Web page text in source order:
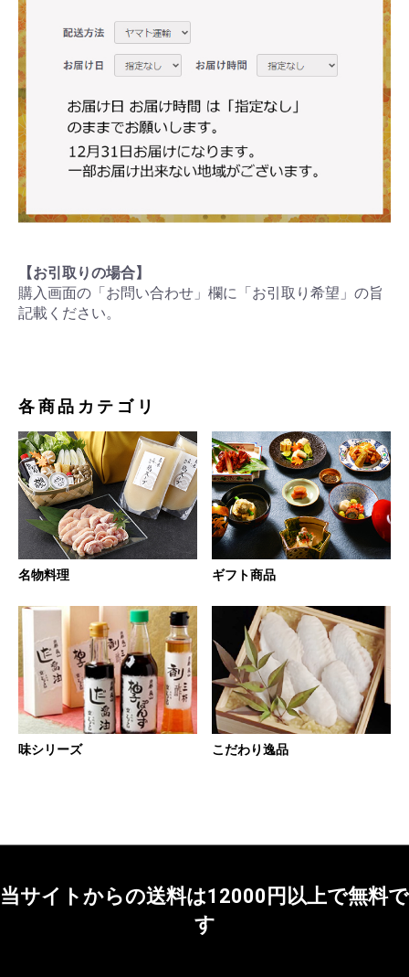
お買い物を続ける カートへ進む
【お引取りの場合】
購入画面の「お問い合わせ」欄に「お引取り希望」の旨
記載ください。
各商品カテゴリ
名物料理 ギフト商品
味シリーズ こだわり逸品
当サイトからの送料は12000円以上で無料で
す